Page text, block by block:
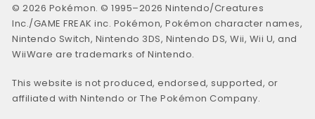
© 2026 Pokémon. © 1995–2026 Nintendo/Creatures
Inc./GAME FREAK inc. Pokémon, Pokémon character names,
Nintendo Switch, Nintendo 3DS, Nintendo DS, Wii, Wii U, and
WiiWare are trademarks of Nintendo.
This website is not produced, endorsed, supported, or
affiliated with Nintendo or The Pokémon Company.